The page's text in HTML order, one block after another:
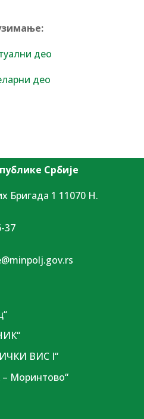
део
део
Србије
Бригада 1 11070 Н.
37
ВИС I“
Моринтово“